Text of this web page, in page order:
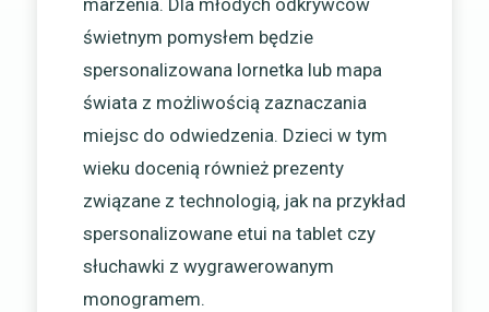
marzenia. Dla młodych odkrywców
świetnym pomysłem będzie
spersonalizowana lornetka lub mapa
świata z możliwością zaznaczania
miejsc do odwiedzenia. Dzieci w tym
wieku docenią również prezenty
związane z technologią, jak na przykład
spersonalizowane etui na tablet czy
słuchawki z wygrawerowanym
monogramem.